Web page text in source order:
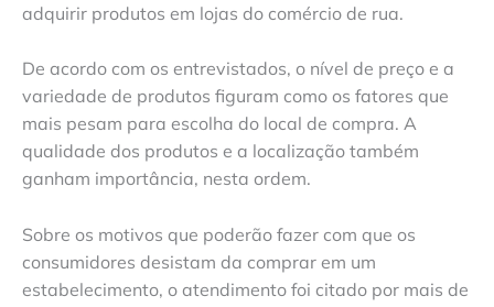
adquirir produtos em lojas do comércio de rua.
De acordo com os entrevistados, o nível de preço e a
variedade de produtos figuram como os fatores que
mais pesam para escolha do local de compra. A
qualidade dos produtos e a localização também
ganham importância, nesta ordem.
Sobre os motivos que poderão fazer com que os
consumidores desistam da comprar em um
estabelecimento, o atendimento foi citado por mais de